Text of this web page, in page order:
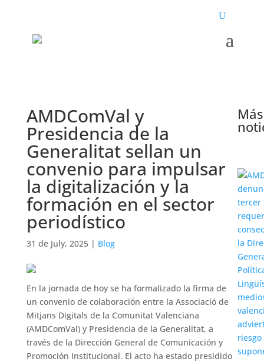
AMDComVal y
Presidencia de la
Generalitat sellan un
convenio para impulsar
la digitalización y la
formación en el sector
periodístico
31 de July, 2025| Blog
En la jornada de hoy se ha formalizado la firma de
un convenio de colaboración entre la Associació de
Mitjans Digitals de la Comunitat Valenciana
(AMDComVal) y Presidencia de la Generalitat, a
través de la Dirección General de Comunicación y
Promoción Institucional. El acto ha estado presidido
Más